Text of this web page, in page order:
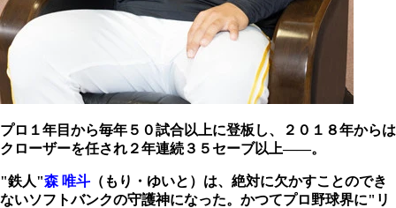
プロ１年目から毎年５０試合以上に登板し、２０１８年からは
クローザーを任され２年連続３５セーブ以上――。
"鉄人"森 唯斗 （もり・ゆいと）は、絶対に欠かすことのでき
ないソフトバンクの守護神になった。かつてプロ野球界に"リ